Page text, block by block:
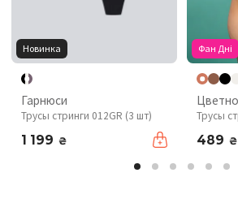
Новинка
Гарнюси
Трусы стринги 012GR (3 шт)
1 199 ₴
Фан Дні
Трусы
489 ₴